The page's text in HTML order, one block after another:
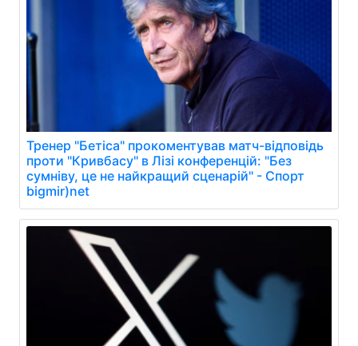
Тренер "Бетіса" прокоментував матч-відповідь
проти "Кривбасу" в Лізі конференцій: "Без
сумніву, це не найкращий сценарій" - Спорт
bigmir)net